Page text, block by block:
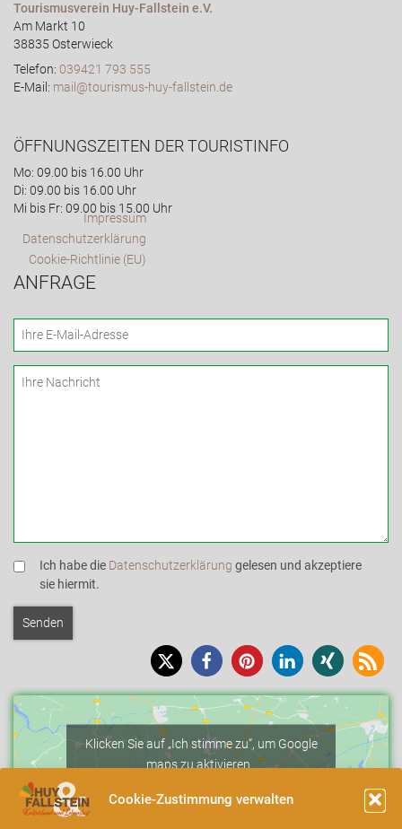
Cookie-Zustimmung verwalten
Tourismusverein Huy-Fallstein e.V.
Am Markt 10
38835 Osterwieck
Telefon: 039421 793 555
E-Mail: mail@tourismus-huy-fallstein.de
ÖFFNUNGSZEITEN DER TOURISTINFO
Mo: 09.00 bis 16.00 Uhr
Di: 09.00 bis 16.00 Uhr
Mi bis Fr: 09.00 bis 15.00 Uhr
Impressum
Datenschutzerklärung
Cookie-Richtlinie (EU)
ANFRAGE
Ich habe die Datenschutzerklärung gelesen und akzeptiere
sie hiermit.
Klicken Sie auf „Ich stimme zu“, um Google
maps zu aktivieren.